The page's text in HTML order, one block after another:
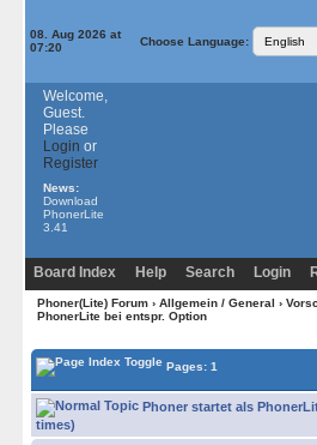
08. Aug 2026 at
07:20
Choose Language:
Welcome,
Guest.
Please
Login or
Register
News:
Download
PhonerLite
3.41
Board Index Help Search Login
Phoner(Lite) Forum› Allgemein / General ›
PhonerLite bei entspr. Option
Pages: 1
Phoner startet als
times)